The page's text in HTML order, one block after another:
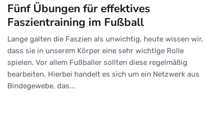
Fünf Übungen für effektives
Faszientraining im Fußball
Lange galten die Faszien als unwichtig, heute wissen wir,
dass sie in unserem Körper eine sehr wichtige Rolle
spielen. Vor allem Fußballer sollten diese regelmäßig
bearbeiten. Hierbei handelt es sich um ein Netzwerk aus
Bindegewebe, das...